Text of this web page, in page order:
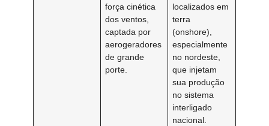
força cinética
dos ventos,
captada por
aerogeradores
de grande
porte.
localizados em
terra
(onshore),
especialmente
no nordeste,
que injetam
sua produção
no sistema
interligado
nacional.